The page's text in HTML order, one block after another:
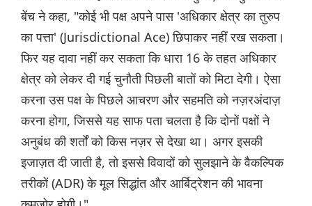
बेंच ने कहा, "कोई भी पक्ष अपने पास 'अधिकार क्षेत्र का तुरुप
का पत्ता' (Jurisdictional Ace) छिपाकर नहीं रख सकता।
फिर यह दावा नहीं कर सकता कि धारा 16 के तहत अधिकार
क्षेत्र को लेकर दी गई चुनौती पिछली बातों को मिटा देगी। ऐसा
करना उस पक्ष के पिछले आचरण और सहमति को नज़रअंदाज़
करना होगा, जिससे यह साफ पता चलता है कि दोनों पक्षों ने
अनुबंध की शर्तों को किस नज़र से देखा था। अगर इसकी
इजाज़त दी जाती है, तो इससे विवादों को सुलझाने के वैकल्पिक
तरीकों (ADR) के मूल सिद्धांत और आर्बिट्रेशन की भावना